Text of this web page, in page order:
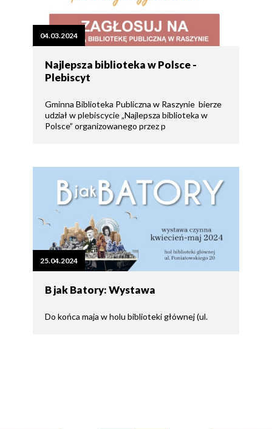
04.03.2024
Najlepsza biblioteka w Polsce -
Plebiscyt
Gminna Biblioteka Publiczna w Raszynie bierze
udział w plebiscycie „Najlepsza biblioteka w
Polsce” organizowanego przez p
25.04.2024
B jak Batory: Wystawa
Do końca maja w holu biblioteki głównej (ul.